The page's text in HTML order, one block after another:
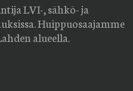
LVI-, sähkö- ja
Huippuosaajamme
alueella.